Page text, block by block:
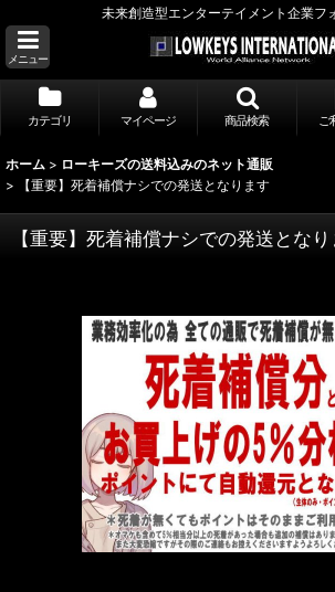
未来創造型エンターテイメント企業フ
メニュー
カテゴリ マイページ 商品検索 ご
ホーム > ローキーズの送料込みのネット通販
>
【重要】死着補償ナシでの発送となります
【重要】死着補償ナシでの発送とな